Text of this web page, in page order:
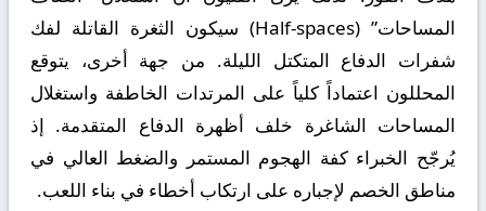
المساحات” (Half-spaces) سيكون الثغرة القاتلة لفك
شفرات الدفاع المتكتل الليلة. من جهة أخرى، يتوقع
المحللون اعتماداً كلياً على المرتدات الخاطفة واستغلال
المساحات الشاغرة خلف أظهرة الدفاع المتقدمة. إذ
يُرجّح الخبراء كفة الهجوم المستمر والضغط العالي في
مناطق الخصم لإجباره على ارتكاب أخطاء في بناء اللعب.